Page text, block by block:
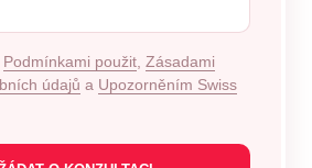
Podmínkami použit, Zásadami
údajů a Upozorněním Swiss